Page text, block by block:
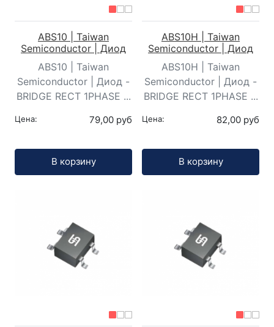
ABS10 | Taiwan
Semiconductor | Диод
ABS10 | Taiwan
Semiconductor | Диод -
BRIDGE RECT 1PHASE ...
Цена: 79,00 руб
В корзину
ABS10H | Taiwan
Semiconductor | Диод
ABS10H | Taiwan
Semiconductor | Диод -
BRIDGE RECT 1PHASE ...
Цена: 82,00 руб
В корзину